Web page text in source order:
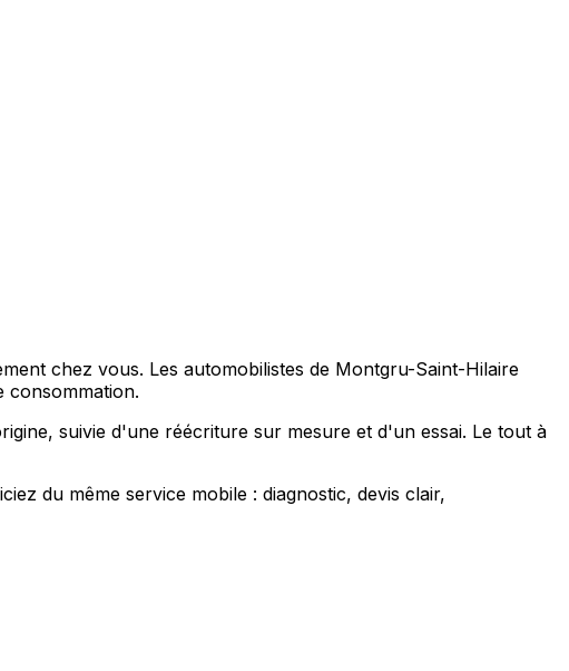
chez vous. Les automobilistes de Montgru-Saint-Hilaire
consommation.
suivie d'une réécriture sur mesure et d'un essai. Le tout à
du même service mobile : diagnostic, devis clair,